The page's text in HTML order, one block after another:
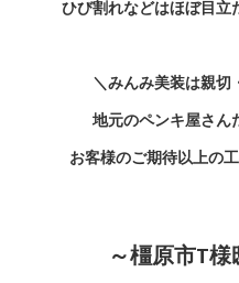
ひび割れなどはほぼ目立
＼みんみ美装は親切
地元のペンキ屋さん
お客様のご期待以上の
～橿原市T